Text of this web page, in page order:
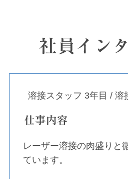
社員イン
溶接スタッフ 3年目 / 溶
仕事内容
レーザー溶接の肉盛りと
ています。